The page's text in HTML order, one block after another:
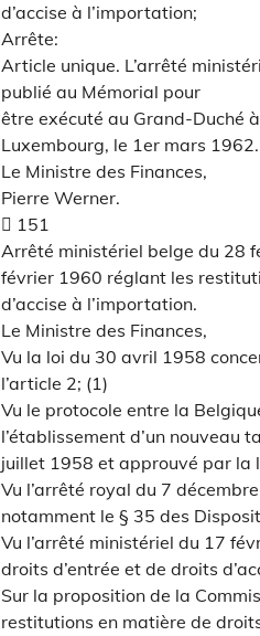
d’accise à l’importation;
Arrête:
Article unique. L’arrêté
publié au Mémorial pour
être exécuté au Grand-Duché
Luxembourg, le 1er mars 1962.
Le Ministre des Finances,
Pierre Werner.
 151
Arrêté ministériel belge du 28
février 1960 réglant les
d’accise à l’importation.
Le Ministre des Finances,
Vu la loi du 30 avril 1958
l’article 2; (1)
Vu le protocole entre la
l’établissement d’un nouveau
juillet 1958 et approuvé par la
Vu l’arrêté royal du 7
notamment le § 35 des
Vu l’arrêté ministériel du 17
droits d’entrée et de droits
Sur la proposition de la
restitutions en matière de